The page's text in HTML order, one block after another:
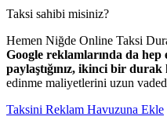
Taksi sahibi misiniz?
Hemen Niğde Online Taksi
Google reklamlarında da
paylaştığınız, ikinci bir durak
edinme maliyetlerini uzun
Taksini Reklam Havuzuna Ekle